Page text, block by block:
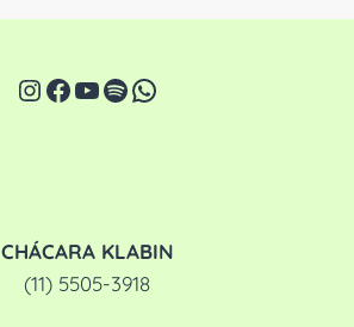
Instagram
Facebook
Youtube
Spotify
WhatsApp
CHÁCARA KLABIN
(11) 5505-3918